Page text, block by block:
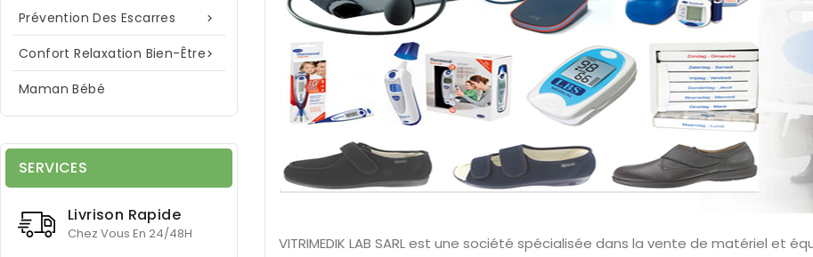

Prévention Des Escarres

Confort Relaxation Bien-Être
Maman Bébé
SERVICES
Livrison Rapide
Chez Vous En 24/48H
VITRIMEDIK LAB SARL est une société spécialisée dans la vente de matériel et